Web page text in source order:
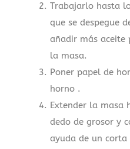
Trabajarlo hasta
que se despegue
añadir más
la masa.
Poner papel de
horno .
Extender la masa
dedo de grosor y
ayuda de un corta